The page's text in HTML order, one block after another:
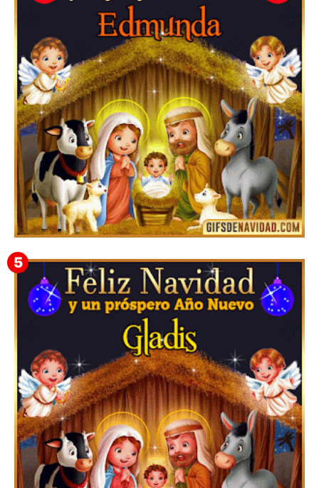
Te deseo una Feliz Navidad Barsimea
Feliz Navidad y próspero Año Nuevo Edmunda